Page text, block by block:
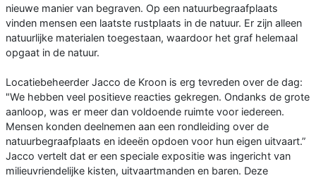
nieuwe manier van begraven. Op een natuurbegraafplaats
vinden mensen een laatste rustplaats in de natuur. Er zijn alleen
natuurlijke materialen toegestaan, waardoor het graf helemaal
opgaat in de natuur.
Locatiebeheerder Jacco de Kroon is erg tevreden over de dag:
"We hebben veel positieve reacties gekregen. Ondanks de grote
aanloop, was er meer dan voldoende ruimte voor iedereen.
Mensen konden deelnemen aan een rondleiding over de
natuurbegraafplaats en ideeën opdoen voor hun eigen uitvaart.”
Jacco vertelt dat er een speciale expositie was ingericht van
milieuvriendelijke kisten, uitvaartmanden en baren. Deze